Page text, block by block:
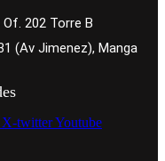
202 Torre B
(Av Jimenez), Manga
X-twitterYoutube